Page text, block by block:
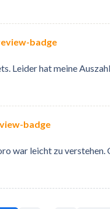
Leider hat meine
war leicht zu verstehen.